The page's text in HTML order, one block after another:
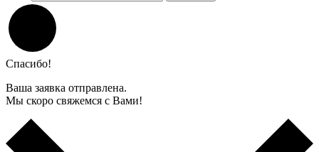
Спасибо!
Ваша заявка отправлена.
Мы скоро свяжемся с Вами!